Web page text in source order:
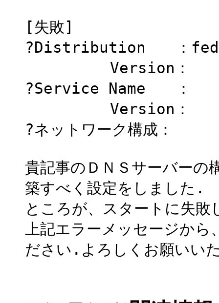
[失敗]
?Distribution ：
Version：
?Service Name ：
Version：
?ネットワーク構成：
貴記事のＤＮＳサーバーの
築すべく設定をしました.
ところが、スタートに失
上記エラーメッセージか
ださい.よろしくお願いい